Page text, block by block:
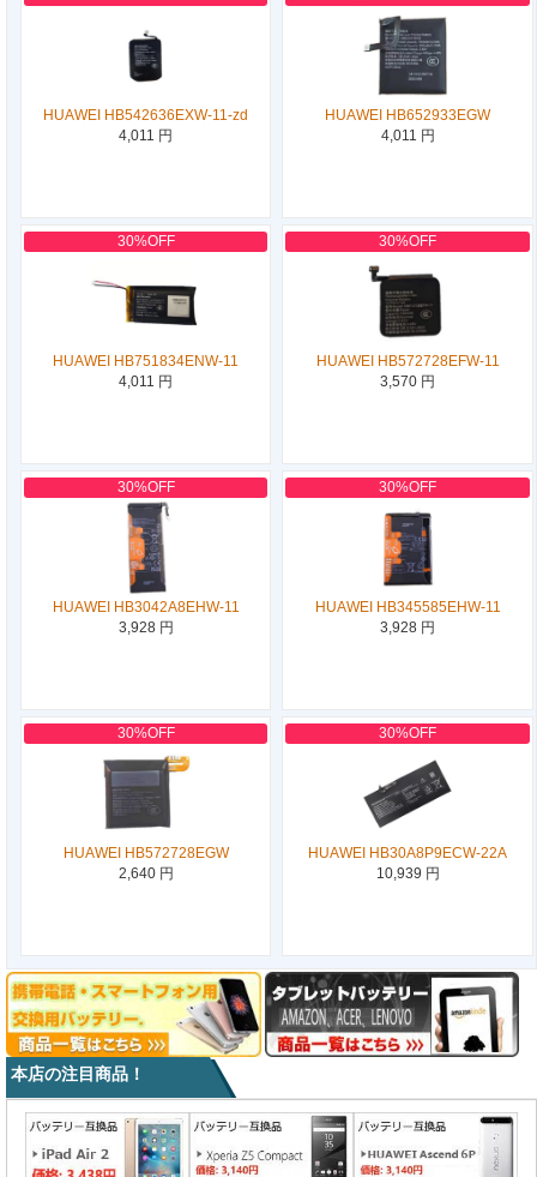
HUAWEI HB542636EXW-11-zd
4,011 円
HUAWEI HB652933EGW
4,011 円
30%OFF
HUAWEI HB751834ENW-11
4,011 円
30%OFF
HUAWEI HB572728EFW-11
3,570 円
30%OFF
HUAWEI HB3042A8EHW-11
3,928 円
30%OFF
HUAWEI HB345585EHW-11
3,928 円
30%OFF
HUAWEI HB572728EGW
2,640 円
30%OFF
HUAWEI HB30A8P9ECW-22A
10,939 円
本店の注目商品！